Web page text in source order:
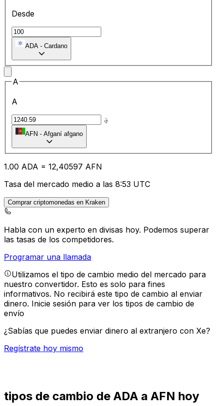
Desde
ADA - Cardano
A
A
؋
AFN - Afganí afgano
1.00 ADA = 12,40597 AFN
Tasa del mercado medio a las 8:53 UTC
Comprar criptomonedas en Kraken
Habla con un experto en divisas hoy. Podemos superar
las tasas de los competidores.
Programar una llamada
Utilizamos el tipo de cambio medio del mercado para
nuestro convertidor. Esto es solo para fines
informativos. No recibirá este tipo de cambio al enviar
dinero. Inicie sesión para ver los tipos de cambio de
envío
¿Sabías que puedes enviar dinero al extranjero con Xe?
Regístrate hoy mismo
tipos de cambio de ADA a AFN hoy